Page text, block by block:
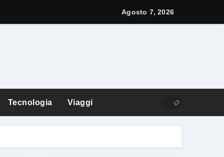
Agosto 7, 2026
Tecnologia Viaggi